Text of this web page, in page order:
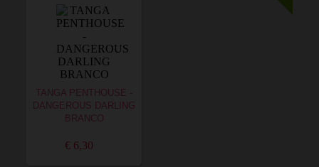
TANGA PENTHOUSE -
DANGEROUS DARLING
BRANCO
€ 6,30